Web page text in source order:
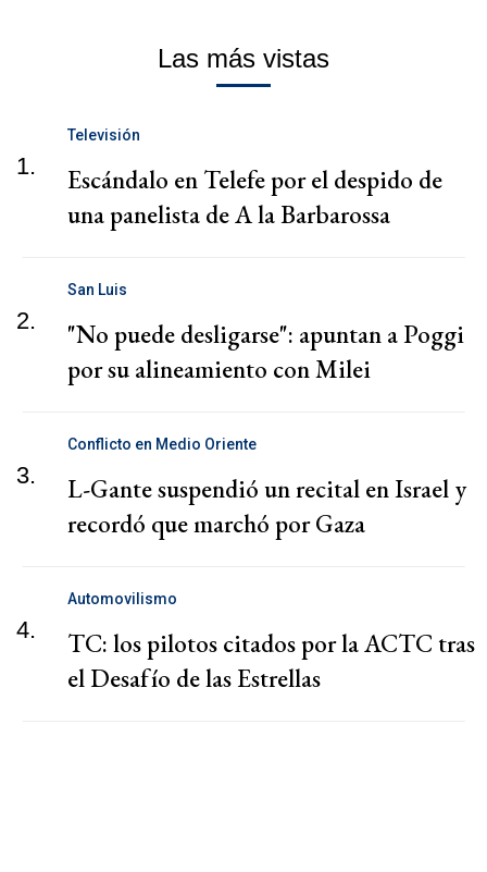
Las más vistas
1.
Televisión
Escándalo en Telefe por el despido de
una panelista de A la Barbarossa
2.
San Luis
"No puede desligarse": apuntan a Poggi
por su alineamiento con Milei
3.
Conflicto en Medio Oriente
L-Gante suspendió un recital en Israel y
recordó que marchó por Gaza
4.
Automovilismo
TC: los pilotos citados por la ACTC tras
el Desafío de las Estrellas